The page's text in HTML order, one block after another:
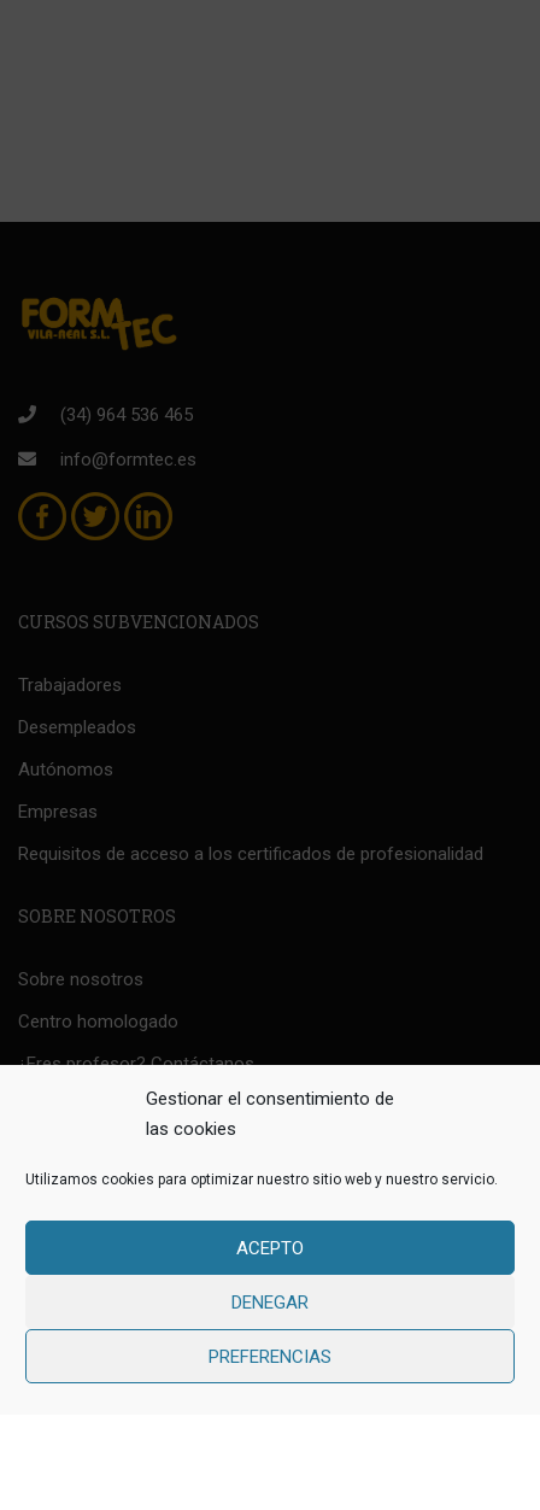
Gestionar el consentimiento de
las cookies
Utilizamos cookies para optimizar nuestro sitio web y nuestro servicio.
ACEPTO
DENEGAR
PREFERENCIAS
(34) 964 536 465
info@formtec.es
CURSOS SUBVENCIONADOS
Trabajadores
Desempleados
Autónomos
Empresas
Requisitos de acceso a los certificados de profesionalidad
SOBRE NOSOTROS
Sobre nosotros
Centro homologado
¿Eres profesor? Contáctanos
Política Sistema de Gestión Integrado
Education WordPress ThemebyThimPress.
Avisos Legales
Política de Privacidad
Política de cookies (UE)
Evaluación proveedores